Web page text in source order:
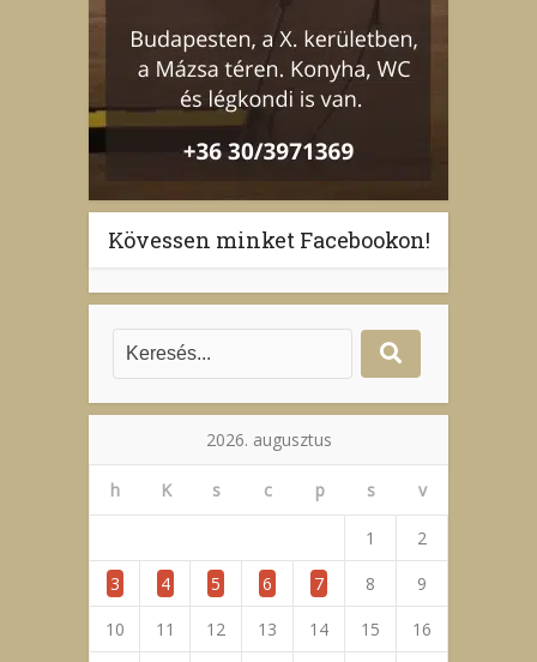
Kövessen minket Facebookon!
2026. augusztus
h K s c p s v
1
2
3
4 5 6 7 8
9
10
11 12 13 14 15
16